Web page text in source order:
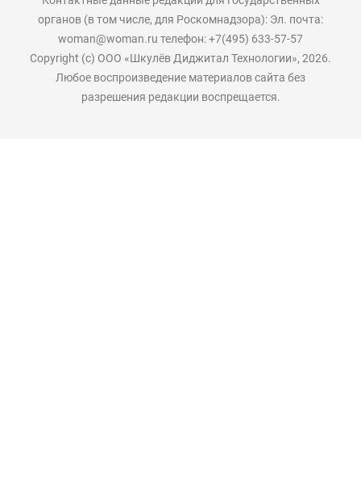
органов (в том числе, для Роскомнадзора): Эл. почта:
woman@woman.ru телефон: +7(495) 633-57-57
Copyright (с) ООО «Шкулёв Диджитал Технологии», 2026.
Любое воспроизведение материалов сайта без
разрешения редакции воспрещается.